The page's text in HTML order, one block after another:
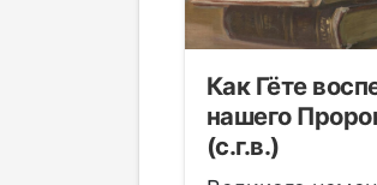
Как Гёте
нашего
(с.г.в.)